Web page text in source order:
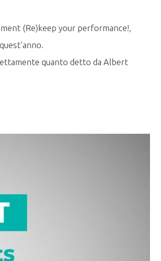
(Re)keep your performance!,
quanto detto da Albert